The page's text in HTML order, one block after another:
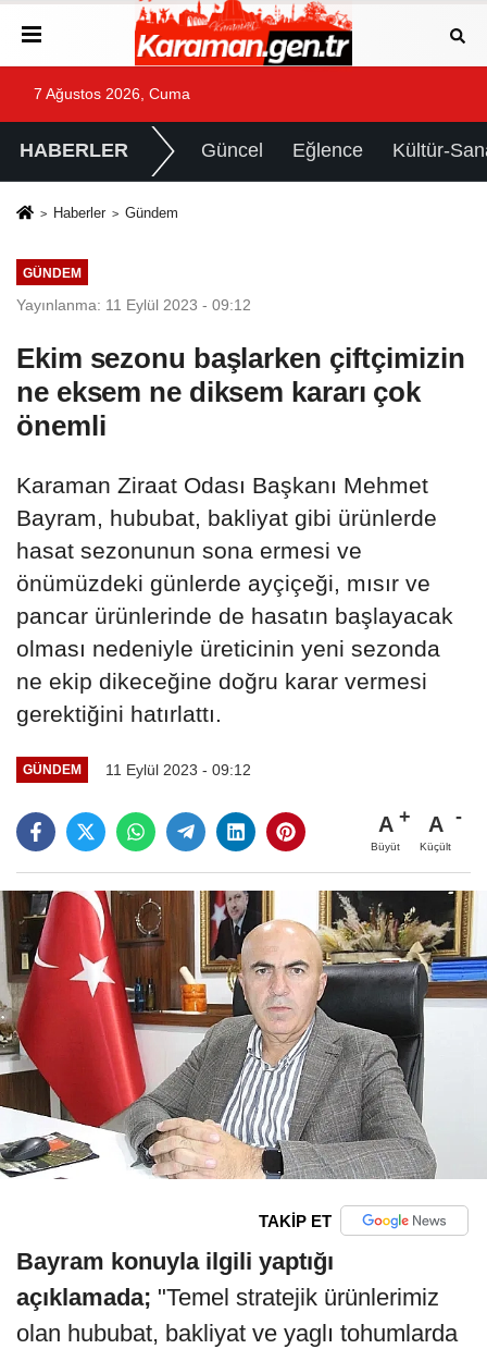
7 Ağustos 2026, Cuma
HABERLER Güncel Eğlence Kültür-
Haberler Gündem
GÜNDEM
Yayınlanma: 11 Eylül 2023 - 09:12
Ekim sezonu başlarken çiftçimizin
ne eksem ne diksem kararı çok
önemli
Karaman Ziraat Odası Başkanı Mehmet
Bayram, hububat, bakliyat gibi ürünlerde
hasat sezonunun sona ermesi ve
önümüzdeki günlerde ayçiçeği, mısır ve
pancar ürünlerinde de hasatın başlayacak
olması nedeniyle üreticinin yeni sezonda
ne ekip dikeceğine doğru karar vermesi
gerektiğini hatırlattı.
GÜNDEM 11 Eylül 2023 - 09:12
A
Büyüt
A
Küçült
TAKİP ET
Bayram konuyla ilgili yaptığı
açıklamada; "Temel stratejik ürünlerimiz
olan hububat, bakliyat ve yaglı tohumlarda